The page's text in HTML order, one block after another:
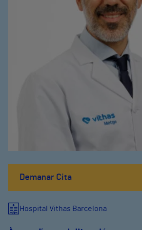
Demanar Cita
Hospital Vithas Barcelona